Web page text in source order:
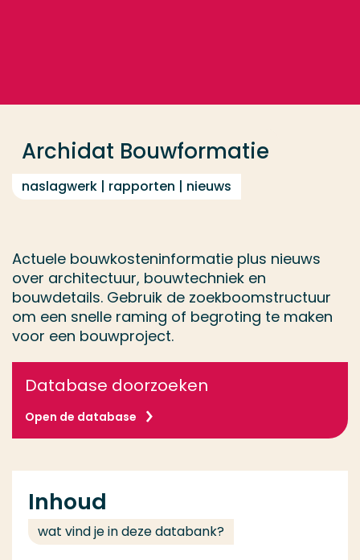
Archidat Bouwformatie
naslagwerk | rapporten | nieuws
Actuele bouwkosteninformatie plus nieuws
over architectuur, bouwtechniek en
bouwdetails. Gebruik de zoekboomstructuur
om een snelle raming of begroting te maken
voor een bouwproject.
Database doorzoeken
Open de database
Inhoud
wat vind je in deze databank?
Opleiding
Contact